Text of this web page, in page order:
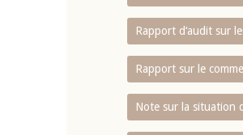
Rapport d‘audit sur
Rapport sur le
Note sur la situation